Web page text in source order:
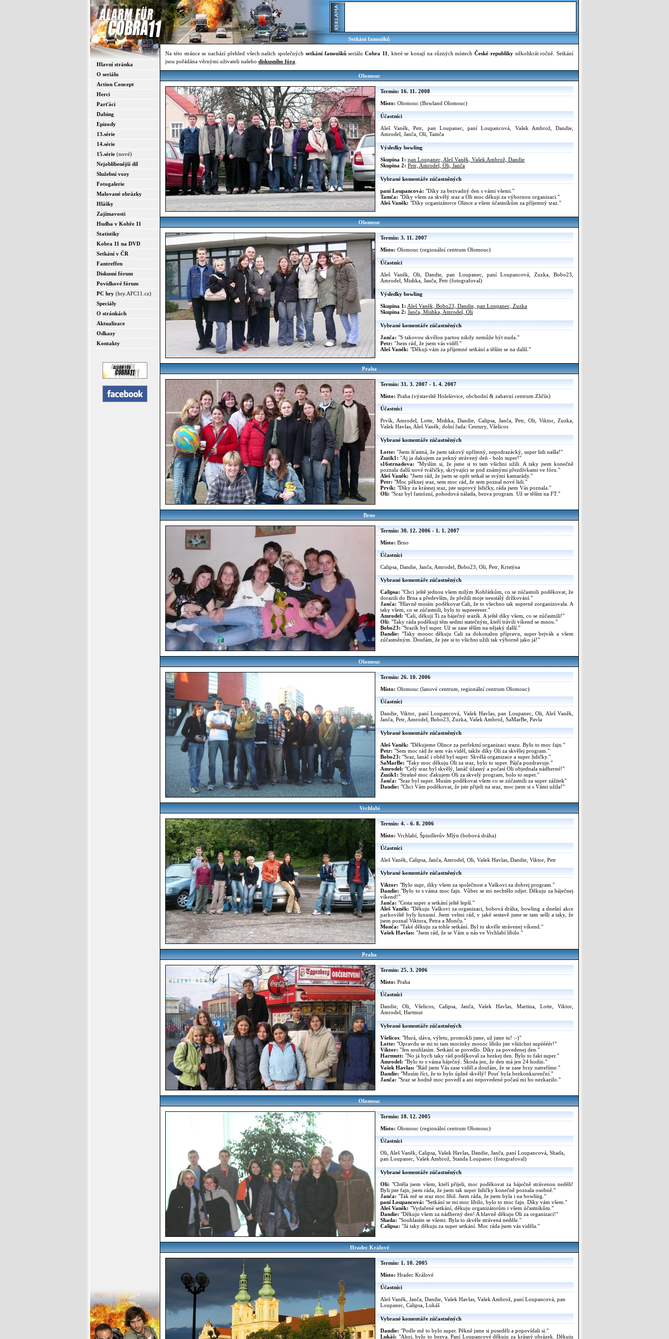
Setkání fanoušků
Hlavní stránka
O seriálu
Action Concept
Herci
Parťáci
Dabing
Epizody
13.série
14.série
15.série (nové)
Nejoblíbenější díl
Služební vozy
Fotogalerie
Malované obrázky
Hlášky
Zajímavosti
Hudba v Kobře 11
Statistiky
Kobra 11 na DVD
Setkání v ČR
Fantreffen
Diskusní fórum
Povídkové fórum
PC hry (hry.AFC11.cz)
Speciály
O stránkách
Aktualizace
Odkazy
Kontakty
Na této stránce se nachází přehled všech našich společných setkání fanouškůseriálu Cobra 11 , které se konají na různých místech České republikyněkolikrát ročně. Setkání
jsou pořádána věrnými uživateli našeho diskusního fóra
Olomouc
Termín: 16. 11. 2008
Místo: Olomouc (Bowland Olomouc)
Účastníci
Aleš Vaněk, Petr, pan Loupanec, paní Loupancová, Vašek Ambrož, Dandie,
Amrodel, Janča, Oli, Tamča
Výsledky bowling
Skupina 1: pan Loupanec, Aleš Vaněk, Vašek Ambrož, Dandie
Skupina 2: Petr, Amrodel, Oli, Janča
Vybrané komentáře zúčastněných
paní Loupancová: "Díky za bezvadný den s vámi všemi."
Tamča: "Díky všem za skvělý sraz a Oli moc děkuji za výbornou organizaci."
Aleš Vaněk: "Díky organizátorce Olince a všem účastníkům za příjemný sraz."
Olomouc
Termín: 3. 11. 2007
Místo: Olomouc (regionální centrum Olomouc)
Účastníci
Aleš Vaněk, Oli, Dandie, pan Loupanec, paní Loupancová, Zuzka, Bobo23,
Amrodel, Mishka, Janča, Petr (fotografoval)
Výsledky bowling
Skupina 1: Aleš Vaněk, Bobo23, Dandie, pan Loupanec, Zuzka
Skupina 2: Janča, Mishka, Amrodel, Oli
Vybrané komentáře zúčastněných
Janča: "S takovou skvělou partou nikdy nemůže být nuda."
Petr: "Jsem rád, že jsem vás viděl."
Aleš Vaněk: "Děkuji vám za příjemné setkání a těším se na další."
Praha
Termín: 31. 3. 2007 - 1. 4. 2007
Místo: Praha (výstaviště Holešovice, obchodní & zabavní centrum Zličín)
Účastníci
Prvík, Amrodel, Lotte, Mishka, Dandie, Calipsa, Janča, Petr, Oli, Viktor, Zuzka,
Vašek Havlas, Aleš Vaněk; dolní řada: Century, Všelicos
Vybrané komentáře zúčastněných
Lotte: "Jsem šťastná, že jsem takový upřímný, nepodrazácký, super lidi našla!"
Zuzik1: "Aj ja dakujem za pekný strávený deň - bolo super!"
s16strnadova: "Myslím si, že jsme si to tam všichni užili. A taky jsem konečně
poznala další nové tvářičky, skrývajíci se pod známými přezdívkami ve fóru."
Aleš Vaněk: "Jsem rád, že jsem se opět setkal se svými kamarády."
Petr: "Moc pěknej sraz, sem moc rád, že sem poznal nové lidi."
Prvík: "Díky za krásnej sraz, jste suprový lidičky, ráda jsem Vás poznala."
Oli: "Sraz byl famózní, pohodová nálada, bezva program. Už se těším na FT."
Brno
Termín: 30. 12. 2006 - 1. 1. 2007
Místo: Brno
Účastníci
Calipsa, Dandie, Janča, Amrodel, Bobo23, Oli, Petr, Kristýna
Vybrané komentáře zúčastněných
Calipsa: "Chci ještě jednou všem milým Kobřátkům, co se zúčastnili poděkovat, že
dorazili do Brna a především, že přežili moje neustálý držkování."
Janča: "Hlavně musím poděkovat Cali, že to všechno tak superně zorganizovala. A
taky všem, co se zúčastnili, bylo to supeeeeeer."
Amrodel: "Cali, děkuji Ti za báječný srazík. A ještě díky všem, co se zúčastnili!"
Oli: "Taky ráda poděkuji těm sedmi statečným, kteří trávili víkend se mnou."
Bobo23: "Srazík byl super. Už se zase těším na nějaký další."
Dandie: "Taky moooc děkuju Cali za dokonalou přípravu, super bejvák a všem
zúčastněným. Doufám, že jste si to všichni užili tak výborně jako já!"
Olomouc
Termín: 26. 10. 2006
Místo: Olomouc (lanové centrum, regionální centrum Olomouc)
Účastníci
Dandie, Viktor, paní Loupancová, Vašek Havlas, pan Loupanec, Oli, Aleš Vaněk,
Janča, Petr, Amrodel, Bobo23, Zuzka, Vašek Ambrož, SaMarBe, Pavla
Vybrané komentáře zúčastněných
Aleš Vaněk: "Děkujeme Olince za perfektní organizaci srazu. Bylo to moc fajn."
Petr: "Sem moc rád že sem vás viděl, takže díky Oli za skvělej program."
Bobo23: "Sraz, lanáč i oběd byl super. Skvělá organizace a super lidičky."
SaMarBe: "Taky moc děkuju Oli za sraz, bylo to super. Pájča pozdravuje."
Amrodel: "Celý sraz byl skvělý, lanáč úžasný a počasí Oli objednala nádherné!"
Zuzik1: Strašně moc ďakujem Oli za skvelý program, bolo to super."
Janča: "Sraz byl super. Musím poděkovat všem co se zúčastnili za super zážitek"
Dandie: "Chci Vám poděkovat, že jste přijeli na sraz, moc jsem si s Vámi užila!"
Vrchlabí
Termín: 4. - 6. 8. 2006
Místo: Vrchlabí, Špindlerův Mlýn (bobová dráha)
Účastníci
Aleš Vaněk, Calipsa, Janča, Amrodel, Oli, Vašek Havlas, Dandie, Viktor, Petr
Vybrané komentáře zúčastněných
Viktor: "Bylo supr, diky všem za společnost a Vaškovi za dobrej program."
Dandie: "Bylo to s váma moc fajn. Vůbec se mi nechtělo odjet. Děkuju za báječnej
víkend!"
Janča: "Cesta super a setkání ještě lepší."
Aleš Vaněk: "Děkuju Vaškovi za organizaci, bobová dráha, bowling a dnešní akce
parkoviště byly luxusní. Jsem velmi rád, v jaké sestavě jsme se tam sešli a taky, že
jsem poznal Viktora, Petra a Monču."
Monča: "Také děkuju za tohle setkání. Byl to skvěle strávenej víkend."
Vašek Havlas: "Jsem rád, že se Vám u nás ve Vrchlabí líbilo."
Praha
Termín: 25. 3. 2006
Místo: Praha
Účastníci
Dandie, Oli, Všelicos, Calipsa, Janča, Vašek Havlas, Martina, Lotte, Viktor,
Amrodel, Hartmut
Vybrané komentáře zúčastněných
Všelicos: "Hurá, sláva, výletu, promokli jsme, už jsme tu! :-)"
Lotte: "Opravdu se mi to tam mocinky moooc líbilo jste všiiichni supéééér!"
Viktor: "Jen souhlasím. Setkání se povedlo. Díky za povedenej den."
Harmutt: "No já bych taky rád poděkoval za hezkej den. Bylo to fakt super."
Amrodel: "Bylo to s váma báječný. Škoda jen, že den má jen 24 hodin."
Vašek Havlas: "Rád jsem Vás zase viděl a doufám, že se zase brzy natrefíme."
Dandie: "Musím říct, že to bylo úplně skvělý! Pouť byla bezkonkurenční."
Janča: "Sraz se hodně moc povedl a ani nepovedené počasí mi ho nezkazilo."
Olomouc
Termín: 18. 12. 2005
Místo: Olomouc (regionální centrum Olomouc)
Účastníci
Oli, Aleš Vaněk, Calipsa, Vašek Havlas, Dandie, Janča, paní Loupancová, Shada,
pan Loupanec, Vašek Ambrož, Standa Loupanec (fotografoval)
Vybrané komentáře zúčastněných
Oli: "Chtěla jsem všem, kteří přijeli, moc poděkovat za báječně strávenou neděli!
Byli jste fajn, jsem ráda, že jsem tak super lidičky konečně poznala osobně."
Janča: "Tak mě se sraz moc líbil. Jsem ráda, že jsem byla i na bowling."
paní Loupancová: "Setkání se mi moc líbilo, bylo to moc fajn. Díky vám všem."
Aleš Vaněk: "Vydařené setkání, děkuju organizátorům i všem účastníkům."
Dandie: "Děkuju všem za nádherný den! A hlavně děkuju Oli za organizaci!"
Shada: "Souhlasím se všemi. Byla to skvěle strávená neděle."
Calipsa: "Já taky děkuju za super setkání. Moc ráda jsem vás viděla."
Hradec Králové
Termín: 1. 10. 2005
Místo: Hradec Králové
Účastníci
Aleš Vaněk, Janča, Dandie, Vašek Havlas, Vašek Ambrož, paní Loupancová, pan
Loupanec, Calipsa, Lukáš
Vybrané komentáře zúčastněných
Dandie: "Podle mě to bylo super. Pěkně jsme si poseděli a popovídali si."
Lukáš: "Ahoj, bylo to bezva. Paní Loupancové děkuju za krásný obrázek. Děkuju